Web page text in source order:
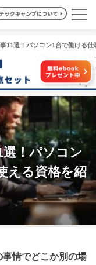
11選！パソコン1台で働ける
！パソコン
える資格を紹
事情でどこか別の場